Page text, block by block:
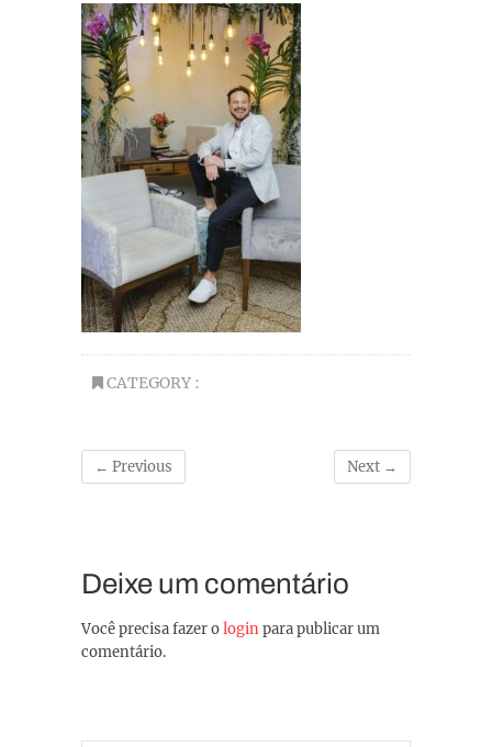
CATEGORY :
← Previous Next →
Deixe um comentário
Você precisa fazer ologinpara publicar um
comentário.